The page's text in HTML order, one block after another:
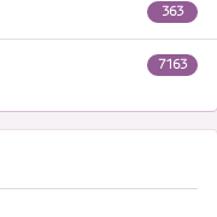
363
7163